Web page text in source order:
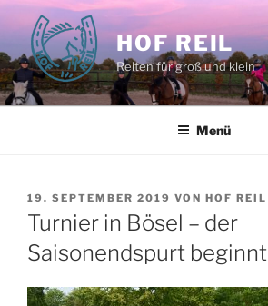
Zum
Inhalt
springen
HOF REIL
Reiten für groß und klein
Menü
VERÖFFENTLICHT
AM
19. SEPTEMBER 2019 VON HOF REIL
Turnier in Bösel – der
Saisonendspurt beginnt